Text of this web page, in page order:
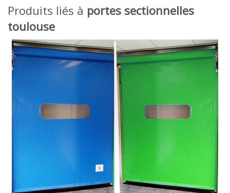
Produits liés à portes sectionnelles
toulouse